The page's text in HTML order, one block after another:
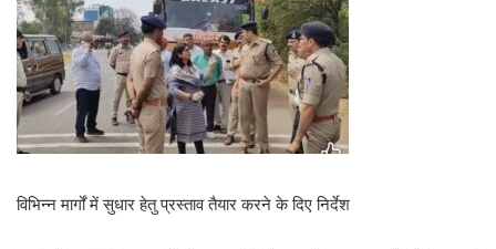
विभिन्न मार्गों में सुधार हेतु प्रस्ताव तैयार करने के दिए निर्देश